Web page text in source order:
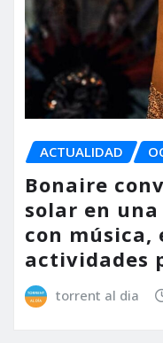
ACTUALIDAD
Bonaire
solar en
con música,
actividades
torrent al dia